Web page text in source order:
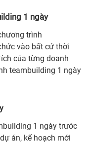
1 ngày
trình
vào bất cứ thời
của từng doanh
teambuilding 1 ngày
1 ngày trước
án, kế hoạch mới